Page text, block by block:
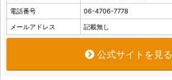
電話番号
06-4706-7778
メールアドレス
記載無し
公式サイトを見る